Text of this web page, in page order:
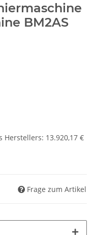
BM2AS
Herstellers: 13.920,17 €
Frage zum Artikel